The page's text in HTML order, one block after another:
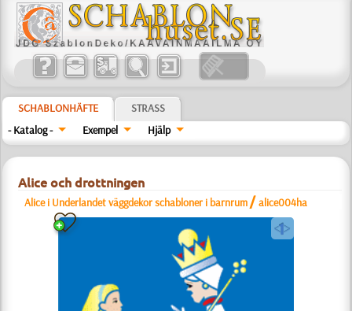
SCHABLONHÄFTE
STRASS
- Katalog -
Exempel Hjälp
Alice och drottningen
Alice i Underlandet väggdekor schabloner i barnrum /alice004ha
a